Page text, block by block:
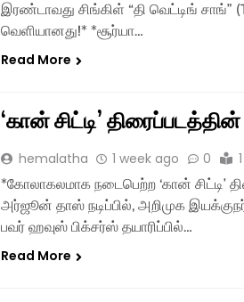
இரண்டாவது சிங்கிள் “தி வெட்டிங் சாங்”
வெளியானது!* *சூர்யா…
Read More
‘கான் சிட்டி’
hemalatha 1 week ago 0
*கோலாகலமாக நடைபெற்ற ‘கான் சிட்டி’
அர்ஜூன் தாஸ் நடிப்பில், அறிமுக
பவர் ஹவுஸ் பிக்சர்ஸ் தயாரிப்பில்…
Read More